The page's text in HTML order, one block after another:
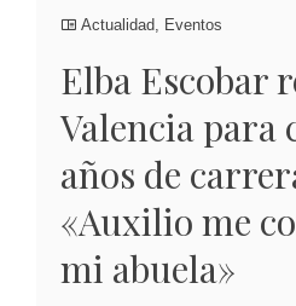
Actualidad Eventos
Elba Escobar
Valencia para
años de
«Auxilio me
mi abuela»